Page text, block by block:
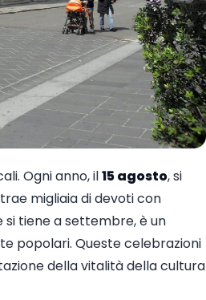
Ogni anno, il15 agosto, si
migliaia di devoti con
si tiene a settembre, è un
popolari. Queste celebrazioni
della vitalità della cultura